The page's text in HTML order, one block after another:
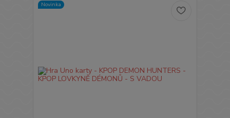
Novinka